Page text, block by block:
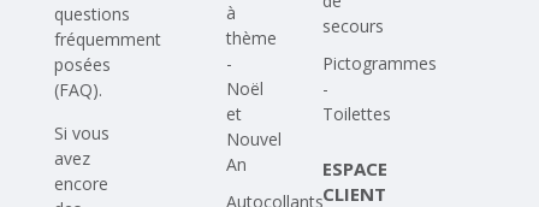
questions
fréquemment
posées
(FAQ).
Si vous
avez
encore
à
thème
-
Noël
et
Nouvel
An
Autocollants
secours
Pictogrammes
-
Toilettes
ESPACE
CLIENT